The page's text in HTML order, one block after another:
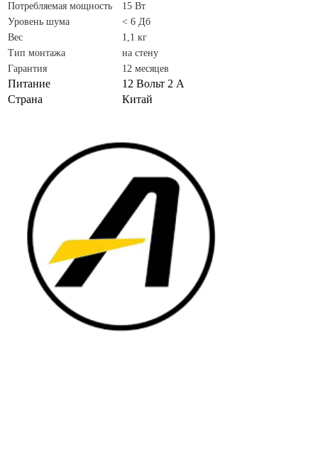
Потребляемая мощность
15 Вт
Уровень шума
< 6 Дб
Вес
1,1 кг
Тип монтажа
на стену
Гарантия
12 месяцев
Питание
12 Вольт 2 А
Страна
Китай